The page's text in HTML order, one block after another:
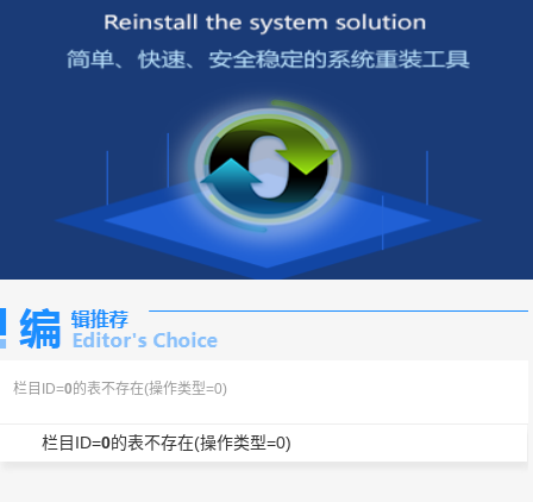
栏目ID=0的表不存在(操作类型=0)
栏目ID=0的表不存在(操作类型=0)